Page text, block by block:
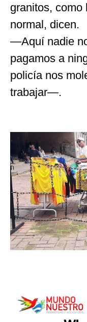
granitos, como
normal, dicen.
—Aquí nadie
pagamos a
policía nos
trabajar—.